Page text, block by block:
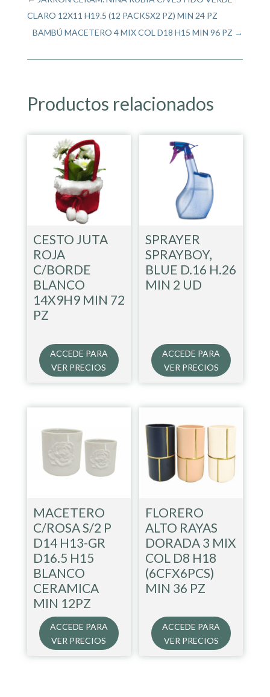
CLARO 12X11 H19.5 (12 PACKSX2 PZ) MIN 24 PZ
BAMBÚ MACETERO 4 MIX COL D18 H15 MIN 96 PZ →
Productos relacionados
CESTO JUTA
ROJA
C/BORDE
BLANCO
14X9H9 MIN 72
PZ
ACCEDE PARA
VER PRECIOS
SPRAYER
SPRAYBOY,
BLUE D.16 H.26
MIN 2 UD
ACCEDE PARA
VER PRECIOS
MACETERO
C/ROSA S/2 P
D14 H13-GR
D16.5 H15
BLANCO
CERAMICA
MIN 12PZ
ACCEDE PARA
VER PRECIOS
FLORERO
ALTO RAYAS
DORADA 3 MIX
COL D8 H18
(6CFX6PCS)
MIN 36 PZ
ACCEDE PARA
VER PRECIOS